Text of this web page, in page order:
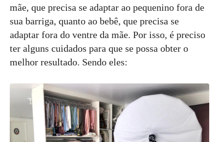
mãe, que precisa se adaptar ao pequenino fora de
sua barriga, quanto ao bebê, que precisa se
adaptar fora do ventre da mãe. Por isso, é preciso
ter alguns cuidados para que se possa obter o
melhor resultado. Sendo eles: